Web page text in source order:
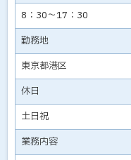
8：30～17：30
勤務地
東京都港区
休日
土日祝
業務内容